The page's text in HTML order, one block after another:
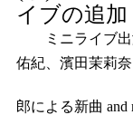
イブの追加
ミニライブ出
佑紀、濱田茉莉奈
曲　主
郎による新曲 and